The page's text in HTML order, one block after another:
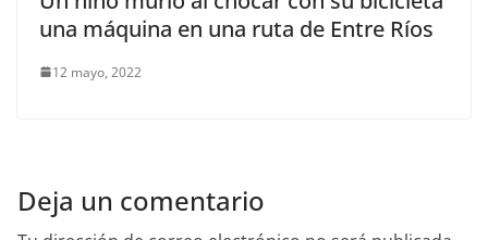
una máquina en una ruta de Entre Ríos
12 mayo, 2022
Deja un comentario